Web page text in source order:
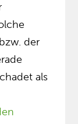
der
als